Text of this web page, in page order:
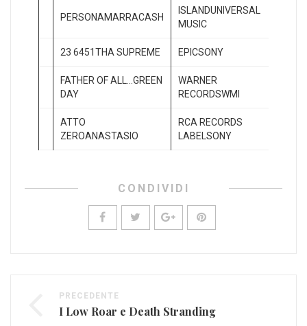
PERSONAMARRACASH
ISLANDUNIVERSAL
MUSIC
23 6451THA SUPREME EPICSONY
FATHER OF ALL…GREEN
DAY
WARNER
RECORDSWMI
ATTO
ZEROANASTASIO
RCA RECORDS
LABELSONY
CONDIVIDI
PRECEDENTE
I Low Roar e Death Stranding